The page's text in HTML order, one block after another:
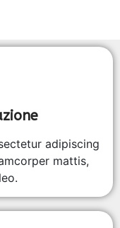
adipiscing
mattis,